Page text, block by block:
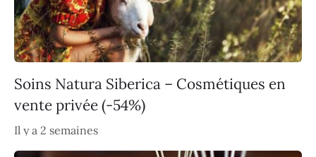
Soins Natura Siberica – Cosmétiques en
vente privée (-54%)
Il y a 2 semaines